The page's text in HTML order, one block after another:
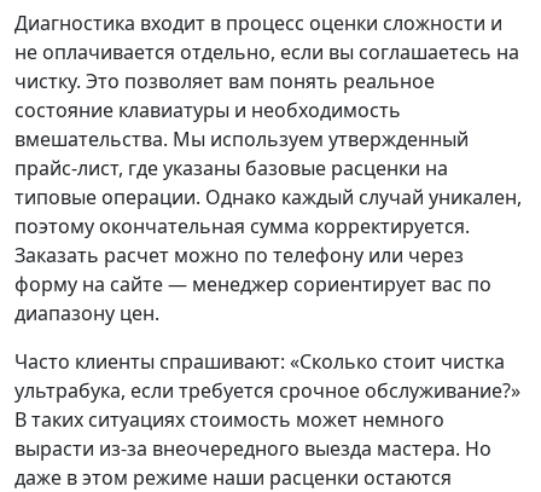
Диагностика входит в процесс оценки сложности и
не оплачивается отдельно, если вы соглашаетесь на
чистку. Это позволяет вам понять реальное
состояние клавиатуры и необходимость
вмешательства. Мы используем утвержденный
прайс-лист, где указаны базовые расценки на
типовые операции. Однако каждый случай уникален,
поэтому окончательная сумма корректируется.
Заказать расчет можно по телефону или через
форму на сайте — менеджер сориентирует вас по
диапазону цен.
Часто клиенты спрашивают: «Сколько стоит чистка
ультрабука, если требуется срочное обслуживание?»
В таких ситуациях стоимость может немного
вырасти из-за внеочередного выезда мастера. Но
даже в этом режиме наши расценки остаются